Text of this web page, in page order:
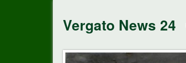
Vergato News 24